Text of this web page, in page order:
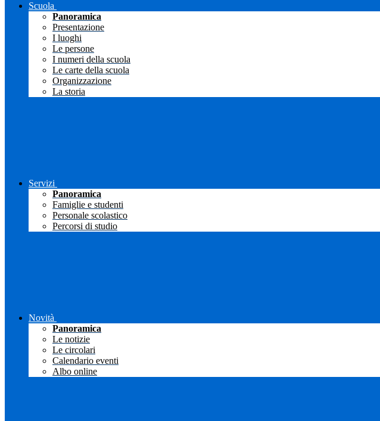
Scuola
Panoramica
Presentazione
I luoghi
Le persone
I numeri della scuola
Le carte della scuola
Organizzazione
La storia
Servizi
Panoramica
Famiglie e studenti
Personale scolastico
Percorsi di studio
Novità
Panoramica
Le notizie
Le circolari
Calendario eventi
Albo online